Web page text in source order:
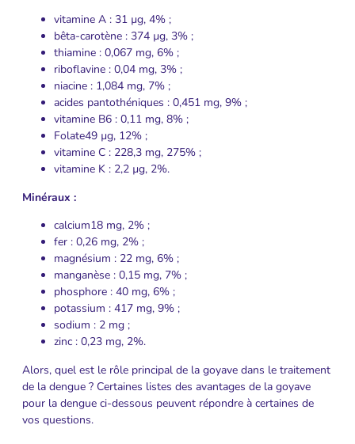
vitamine A : 31 µg, 4% ;
bêta-carotène : 374 µg, 3% ;
thiamine : 0,067 mg, 6% ;
riboflavine : 0,04 mg, 3% ;
niacine : 1,084 mg, 7% ;
acides pantothéniques : 0,451 mg, 9% ;
vitamine B6 : 0,11 mg, 8% ;
Folate49 µg, 12% ;
vitamine C : 228,3 mg, 275% ;
vitamine K : 2,2 µg, 2%.
Minéraux :
calcium18 mg, 2% ;
fer : 0,26 mg, 2% ;
magnésium : 22 mg, 6% ;
manganèse : 0,15 mg, 7% ;
phosphore : 40 mg, 6% ;
potassium : 417 mg, 9% ;
sodium : 2 mg ;
zinc : 0,23 mg, 2%.
Alors, quel est le rôle principal de la goyave dans le traitement
de la dengue ? Certaines listes des avantages de la goyave
pour la dengue ci-dessous peuvent répondre à certaines de
vos questions.